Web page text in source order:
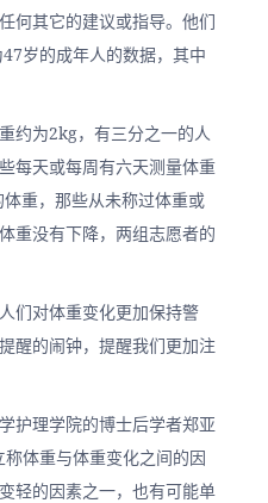
何其它的建议或指导。他们
岁的成年人的数据，其中
约为2kg，有三分之一的人
每天或每周有六天测量体重
重，那些从未称过体重或
重没有下降，两组志愿者的
们对体重变化更加保持警
醒的闹钟，提醒我们更加注
护理学院的博士后学者郑亚
体重与体重变化之间的因
轻的因素之一，也有可能单